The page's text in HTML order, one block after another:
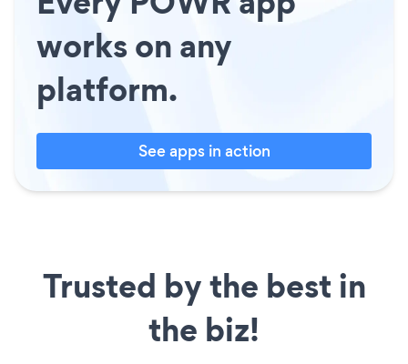
works on any
platform.
See apps in action
Trusted by the best in
the biz!